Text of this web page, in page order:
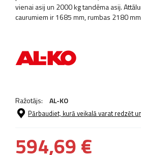
vienai asij un 2000 kg tandēma asij.
caurumiem ir 1685 mm, rumbas 2180
Ražotājs: AL-KO
Pārbaudiet, kurā veikalā varat redzēt
594,69 €